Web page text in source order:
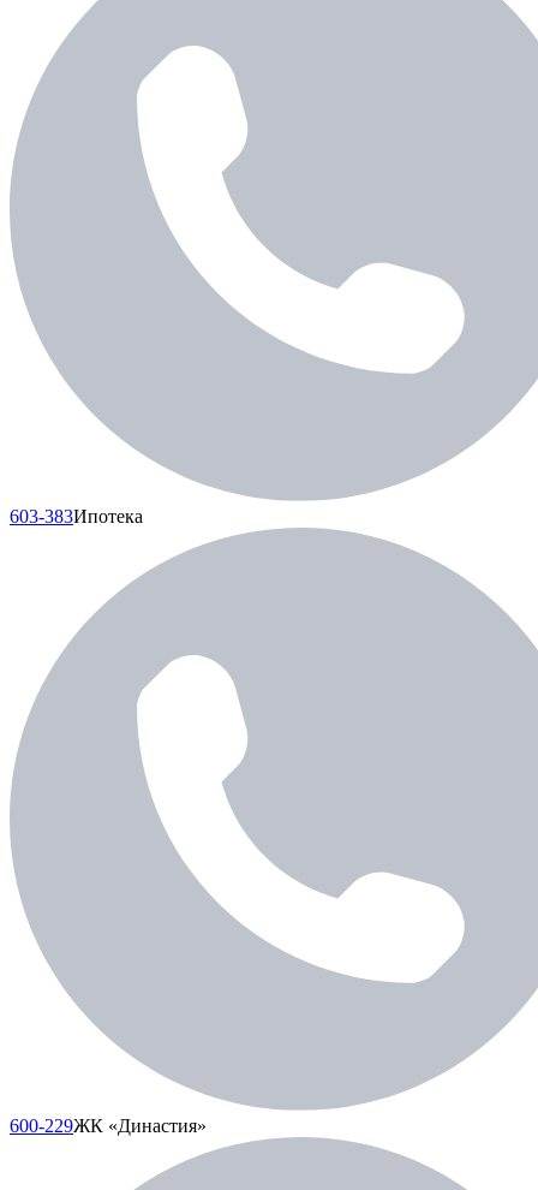
603-383Ипотека
600-229ЖК «Династия»